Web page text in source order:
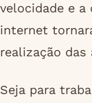
velocidade e a
internet
realização das
Seja para